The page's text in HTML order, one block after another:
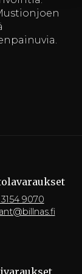
9070